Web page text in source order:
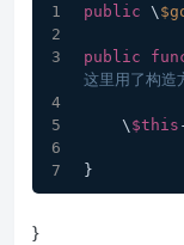
public \
public
这里用了构造
    \
$this
}
}